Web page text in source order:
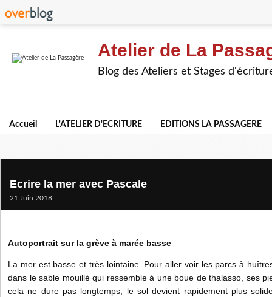
Atelier de La
Blog des Ateliers et Stages
Accueil L'ATELIER D'ECRITURE EDITIONS LA PASSAGERE
Ecrire la mer avec Pascale
21 Juin 2018
Autoportrait sur la grève à marée basse
La mer est basse et très lointaine. Pour aller voir les parcs à
dans le sable mouillé qui ressemble à une boue de thalasso, ses
cela ne dure pas longtemps, le sol devient rapidement plus